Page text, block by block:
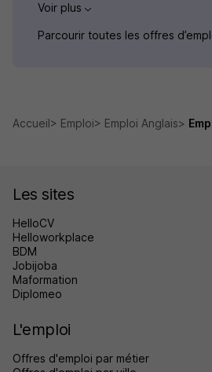
Voir plus
Parcourir toutes les offres
Accueil Emploi Emploi Anglais
Les sites
HelloCV
Helloworkplace
BDM
Jobijoba
Maformation
Diplomeo
L'emploi
Offres d'emploi par métier